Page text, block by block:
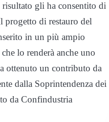
gli ha consentito di
progetto di restauro del
in un più ampio
lo renderà anche uno
ottenuto un contributo da
dalla Soprintendenza dei
da Confindustria